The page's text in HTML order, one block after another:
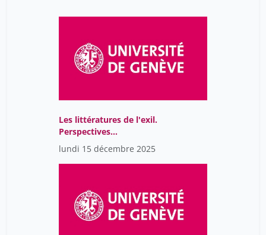
Les littératures de l'exil.
Perspectives
comparatistes
lundi 15 décembre 2025